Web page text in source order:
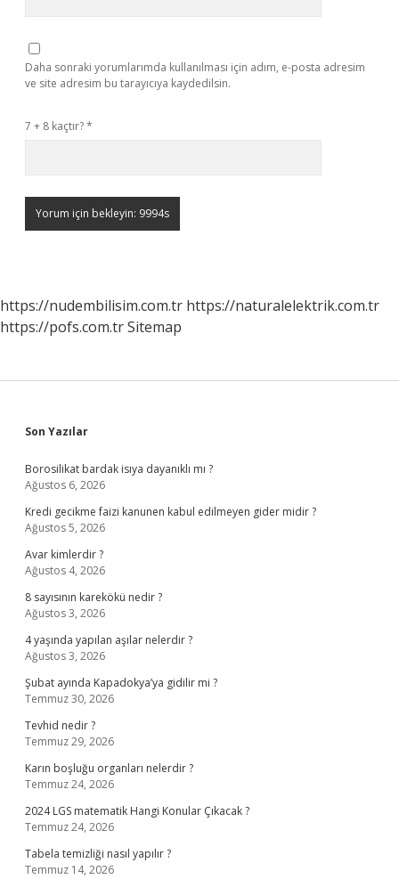
Daha sonraki yorumlarımda kullanılması için adım, e-posta adresim
ve site adresim bu tarayıcıya kaydedilsin.
7 + 8 kaçtır?*
https://nudembilisim.com.tr https://naturalelektrik.com.tr
https://pofs.com.trSitemap
Sidebar
Son Yazılar
Borosilikat bardak isıya dayanıklı mı ?
Ağustos 6, 2026
Kredi gecikme faizi kanunen kabul edilmeyen gider midir ?
Ağustos 5, 2026
Avar kimlerdir ?
Ağustos 4, 2026
8 sayısının karekökü nedir ?
Ağustos 3, 2026
4 yaşında yapılan aşılar nelerdir ?
Ağustos 3, 2026
Şubat ayında Kapadokya’ya gidilir mi ?
Temmuz 30, 2026
Tevhid nedir ?
Temmuz 29, 2026
Karın boşluğu organları nelerdir ?
Temmuz 24, 2026
2024 LGS matematik Hangi Konular Çıkacak ?
Temmuz 24, 2026
Tabela temizliği nasıl yapılır ?
Temmuz 14, 2026